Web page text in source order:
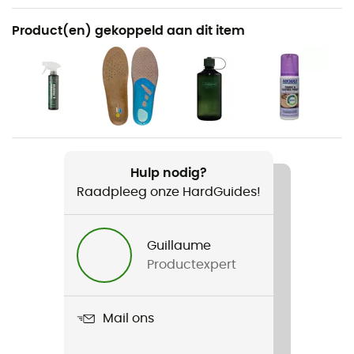
Aanbevolen voor
Wandelen / Trekking / Bergbeklimmen
Gewicht
Vakuum GTX
Compatibel met schoenplaatjes
Product(en) gekoppeld aan dit item
Hulp nodig?
Raadpleeg onze HardGuides!
Guillaume
Productexpert
Mail ons